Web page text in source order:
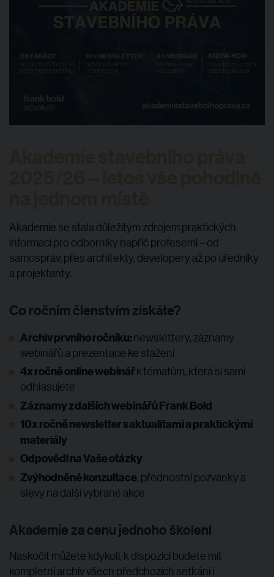
Akademie se stala důležitým zdrojem praktických
informací pro odborníky napříč profesemi – od
samospráv, přes architekty, developery až po úředníky
a projektanty.
Co ročním členstvím získáte?
Archiv prvního ročníku:newslettery, záznamy
webinářů a prezentace ke stažení
4x ročně online webinářk tématům, která si sami
odhlasujete
Záznamy z dalších webinářů Frank Bold
10x ročně newsletter s aktualitami a praktickými
materiály
Odpovědi na Vaše otázky
Zvýhodněné konzultace, přednostní pozvánky a
slevy na další vybrané akce
Akademie za cenu jednoho školení
Naskočit můžete kdykoli, k dispozici budete mít
kompletní archiv všech předchozích setkání i